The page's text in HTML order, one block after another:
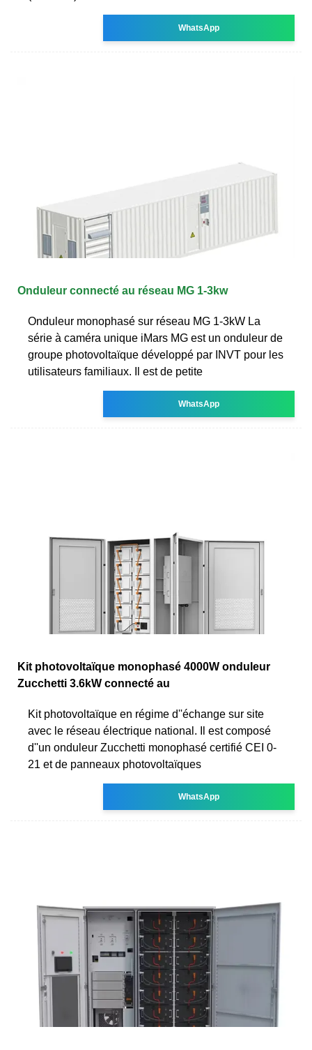
WhatsApp
Onduleur connecté au réseau MG 1-3kw
Onduleur monophasé sur réseau MG 1-3kW La
série à caméra unique iMars MG est un onduleur de
groupe photovoltaïque développé par INVT pour les
utilisateurs familiaux. Il est de petite
WhatsApp
Kit photovoltaïque monophasé 4000W onduleur
Zucchetti 3.6kW connecté au
Kit photovoltaïque en régime d''échange sur site
avec le réseau électrique national. Il est composé
d''un onduleur Zucchetti monophasé certifié CEI 0-
21 et de panneaux photovoltaïques
WhatsApp